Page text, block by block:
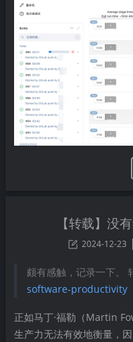
【转载】没
2024-12-23
颇有感触，记录一下。
software-productivity
正如马丁·福勒（Martin
生产力无法有效地衡量，因